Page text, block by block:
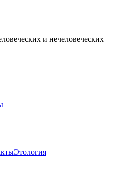
и нечеловеческих
Этология